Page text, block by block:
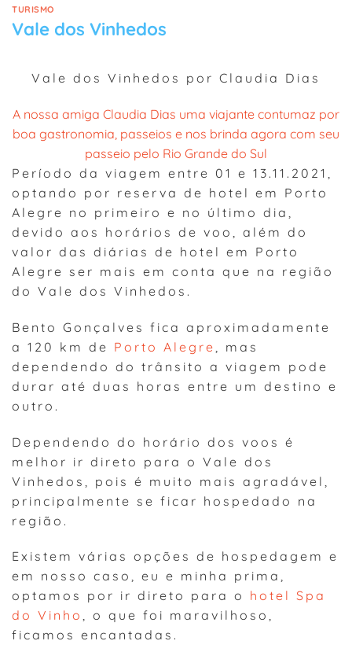
TURISMO
Vale dos Vinhedos
Vale dos Vinhedos por Claudia Dias
A nossa amiga Claudia Dias uma viajante contumaz por
boa gastronomia, passeios e nos brinda agora com seu
passeio pelo Rio Grande do Sul
Período da viagem entre 01 e 13.11.2021,
optando por reserva de hotel em Porto
Alegre no primeiro e no último dia,
devido aos horários de voo, além do
valor das diárias de hotel em Porto
Alegre ser mais em conta que na região
do Vale dos Vinhedos.
Bento Gonçalves fica aproximadamente
a 120 km de Porto Alegre
, mas
dependendo do trânsito a viagem pode
durar até duas horas entre um destino e
outro.
Dependendo do horário dos voos é
melhor ir direto para o Vale dos
Vinhedos, pois é muito mais agradável,
principalmente se ficar hospedado na
região.
Existem várias opções de hospedagem e
em nosso caso, eu e minha prima,
optamos por ir direto para o hotel Spa
do Vinho , o que foi maravilhoso,
ficamos encantadas.